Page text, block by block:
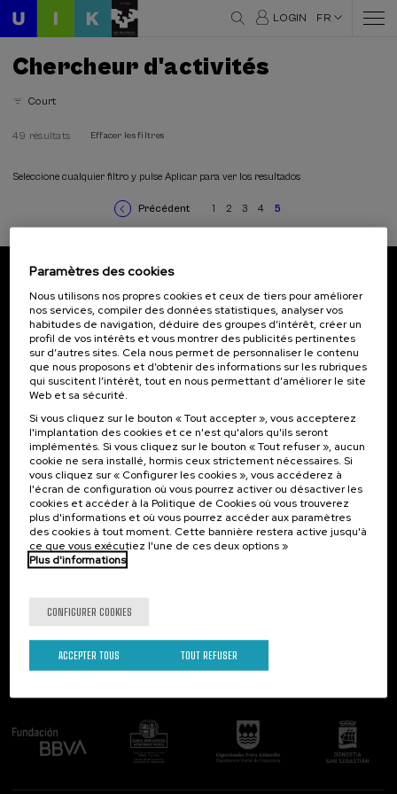
LOGIN FR
Chercheur d'activités
Court
Architecture et Urbanisme (2)
Culture et art (3)
Durabilité (10)
Education (2)
Histoire (8)
Linguistique et littérature (4)
Philosophie (1)
Psychologie (4)
Santé (11)
Société (20)
Vieillissement (2)
Économie et entreprises (6)
Égalité (3)
Modalité
En personne (48)
Activité ouverte (2)
DSF (7)
Programmes spéciaux
49 résultats Effacer les filtres
Seleccione cualquier filtro y pulse Aplicar para ver los resultados
Page
précédente
Précédent Page
1 Page
2 Page
3 Page
4
Page
courante
5
Abonnez-vous à notre bulletin
Inscrivez-vous pour être le premier à recevoir les
actualités de l'UIK.
S'abonner
Contact
Palacio Miramar
Paseo de Miraconcha, 48
20007 Donostia / San Sebastián
Gipuzkoa, Spain
Contactez-nous!
Intéressant...
Activités précédentes
Paramètres des cookies
Nous utilisons nos propres cookies et ceux de tiers pour améliorer
nos services, compiler des données statistiques, analyser vos
habitudes de navigation, déduire des groupes d’intérêt, créer un
profil de vos intérêts et vous montrer des publicités pertinentes
sur d’autres sites. Cela nous permet de personnaliser le contenu
que nous proposons et d’obtenir des informations sur les rubriques
qui suscitent l’intérêt, tout en nous permettant d’améliorer le site
Web et sa sécurité.
Si vous cliquez sur le bouton « Tout accepter », vous accepterez
l'implantation des cookies et ce n'est qu'alors qu'ils seront
implémentés. Si vous cliquez sur le bouton « Tout refuser », aucun
cookie ne sera installé, hormis ceux strictement nécessaires. Si
vous cliquez sur « Configurer les cookies », vous accéderez à
l'écran de configuration où vous pourrez activer ou désactiver les
cookies et accéder à la Politique de Cookies où vous trouverez
plus d'informations et où vous pourrez accéder aux paramètres
des cookies à tout moment. Cette bannière restera active jusqu'à
ce que vous exécutiez l'une de ces deux options »
Plus d'informations
CONFIGURER COOKIES
TOUT REFUSER
ACCEPTER TOUS